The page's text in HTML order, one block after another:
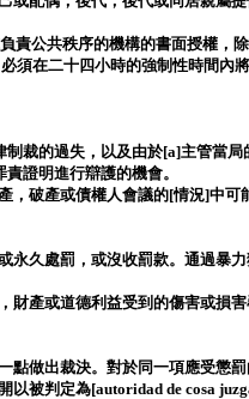
責公共秩序的機構的書面授權，
須在二十四小時的強制性時間內
裁的過失，以及由於[a]主管當
證明進行辯護的機會。
，破產或債權人會議的[情況]中
永久處罰，或沒收罰款。通過暴力
財產或道德利益受到的傷害或損
點做出裁決。對於同一項應受懲
以被判定為[autoridad de cosa